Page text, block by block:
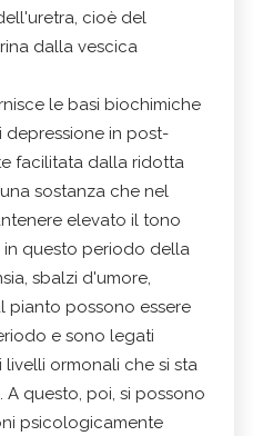
cioè del
dalla vescica
le basi biochimiche
depressione in post-
facilitata dalla ridotta
sostanza che nel
elevato il tono
in questo periodo della
sbalzi d'umore,
pianto possono essere
e sono legati
ormonali che si sta
questo, poi, si possono
psicologicamente